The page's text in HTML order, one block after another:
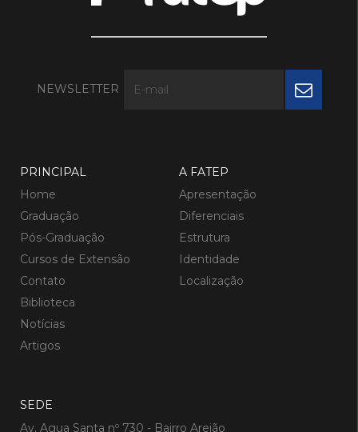
NEWSLETTER
PRINCIPAL
Home
Graduação
Pós-Graduação
Cursos de Extensão
Contato
Biblioteca
Notícias
Artigos
A FATEP
Apresentação
Diferenciais
Estrutura
Identidade
Localização
SEDE
Av. Agua Santa nº 730 - Bairro Areião